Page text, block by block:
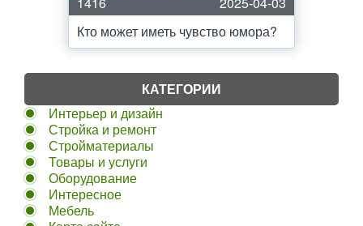
Кто может иметь чувство юмора?
КАТЕГОРИИ
Интерьер и дизайн
Стройка и ремонт
Стройматериалы
Товары и услуги
Оборудование
Интересное
Мебель